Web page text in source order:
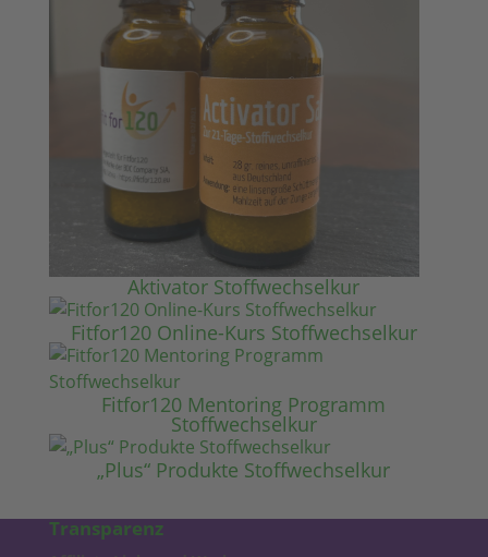
Aktivator Stoffwechselkur
Fitfor120 Online-Kurs Stoffwechselkur
Fitfor120 Mentoring Programm
Stoffwechselkur
„Plus“ Produkte Stoffwechselkur
Transparenz